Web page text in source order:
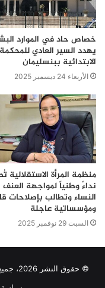
خصاص حاد في الموارد
يهدد السير العادي للمحكمة
الابتدائية ببنسليمان
الأربعاء 24 ديسمبر 2025
منظمة المرأة الاستقلالية
نداءً وطنياً لمواجهة
النساء وتطالب بإصلاحات
ومؤسساتية عاجلة
السبت 29 نوفمبر 2025
© حقوق النشر 2026، جميع الحقوق محفوظة |